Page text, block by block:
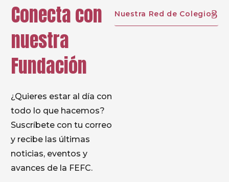
Conecta con
nuestra
Fundación
¿Quieres estar al día con
todo lo que hacemos?
Suscríbete con tu correo
y recibe las últimas
noticias, eventos y
avances de la FEFC.
Nuestra Red de Colegios